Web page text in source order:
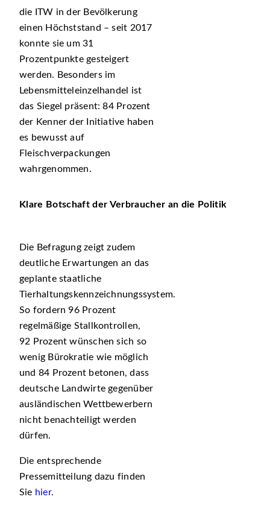
die ITW in der Bevölkerung
einen Höchststand – seit 2017
konnte sie um 31
Prozentpunkte gesteigert
werden. Besonders im
Lebensmitteleinzelhandel ist
das Siegel präsent: 84 Prozent
der Kenner der Initiative haben
es bewusst auf
Fleischverpackungen
wahrgenommen.
Klare Botschaft der Verbraucher an die Politik
Die Befragung zeigt zudem
deutliche Erwartungen an das
geplante staatliche
Tierhaltungskennzeichnungssystem.
So fordern 96 Prozent
regelmäßige Stallkontrollen,
92 Prozent wünschen sich so
wenig Bürokratie wie möglich
und 84 Prozent betonen, dass
deutsche Landwirte gegenüber
ausländischen Wettbewerbern
nicht benachteiligt werden
dürfen.
Die entsprechende
Pressemitteilung dazu finden
Sie hier.